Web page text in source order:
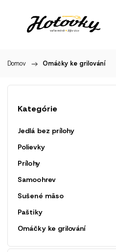
Domov / Omáčky ke grilování
Kategórie
Jedlá bez prílohy
Polievky
Prílohy
Samoohrev
Sušené mäso
Paštiky
Omáčky ke grilování